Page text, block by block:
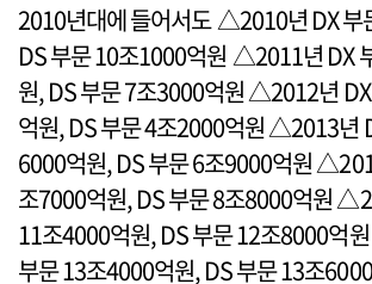
2010년대에 들어서도 △2010년 DX 부
DS 부문 10조1000억원 △2011년 DX
원, DS 부문 7조3000억원 △2012년
억원, DS 부문 4조2000억원 △2013년
6000억원, DS 부문 6조9000억원
조7000억원, DS 부문 8조8000억원
11조4000억원, DS 부문 12조8000억
부문 13조4000억원, DS 부문 13조